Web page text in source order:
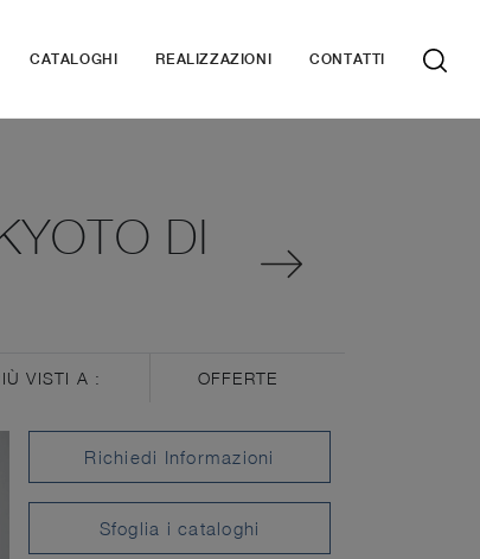
CATALOGHI REALIZZAZIONI CONTATTI
DI
VISTI A : OFFERTE
Richiedi Informazioni
Sfoglia i cataloghi